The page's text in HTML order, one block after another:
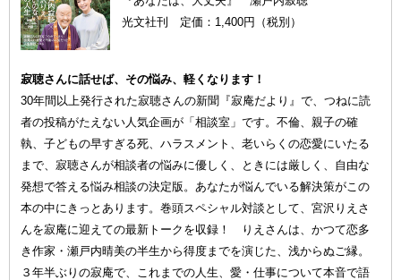
光文社刊 定価：1,400円（税別）
寂聴さんに話せば、その悩み、軽くなります！
30年間以上発行された寂聴さんの新聞『寂庵だより』で、つねに読
者の投稿がたえない人気企画が「相談室」です。不倫、親子の確
執、子どもの早すぎる死、ハラスメント、老いらくの恋愛にいたる
まで、寂聴さんが相談者の悩みに優しく、ときには厳しく、自由な
発想で答える悩み相談の決定版。あなたが悩んでいる解決策がこの
本の中にきっとあります。巻頭スペシャル対談として、宮沢りえさ
んを寂庵に迎えての最新トークを収録！ りえさんは、かつて恋多
き作家・瀬戸内晴美の半生から得度までを演じた、浅からぬご縁。
３年半ぶりの寂庵で、これまでの人生、愛・仕事について本音で語